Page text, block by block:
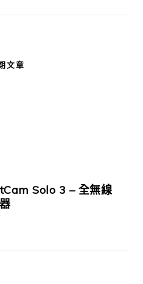
文章
Solo 3 – 全無線